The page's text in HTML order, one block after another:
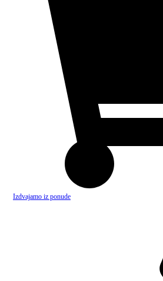
Izdvajamo iz ponude